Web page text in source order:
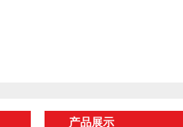
产品展示